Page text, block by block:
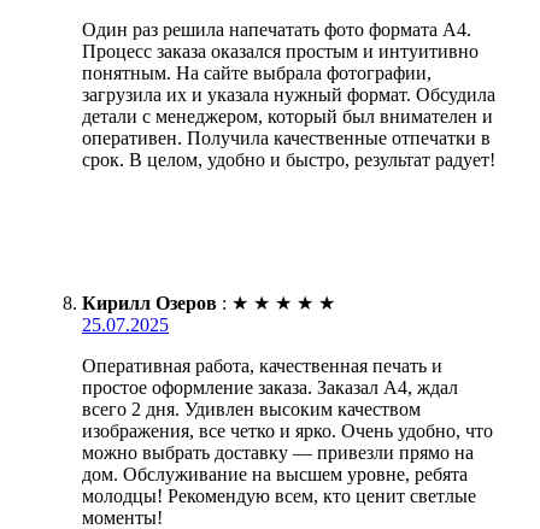
Один раз решила напечатать фото формата А4.
Процесс заказа оказался простым и интуитивно
понятным. На сайте выбрала фотографии,
загрузила их и указала нужный формат. Обсудила
детали с менеджером, который был внимателен и
оперативен. Получила качественные отпечатки в
срок. В целом, удобно и быстро, результат радует!
Кирилл Озеров : ★ ★ ★ ★ ★
25.07.2025
Оперативная работа, качественная печать и
простое оформление заказа. Заказал А4, ждал
всего 2 дня. Удивлен высоким качеством
изображения, все четко и ярко. Очень удобно, что
можно выбрать доставку — привезли прямо на
дом. Обслуживание на высшем уровне, ребята
молодцы! Рекомендую всем, кто ценит светлые
моменты!